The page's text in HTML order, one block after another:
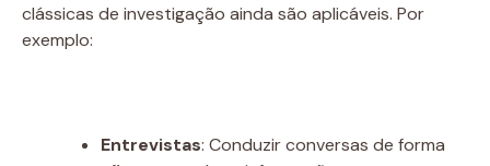
clássicas de investigação ainda são aplicáveis. Por
exemplo:
Entrevistas: Conduzir conversas de forma